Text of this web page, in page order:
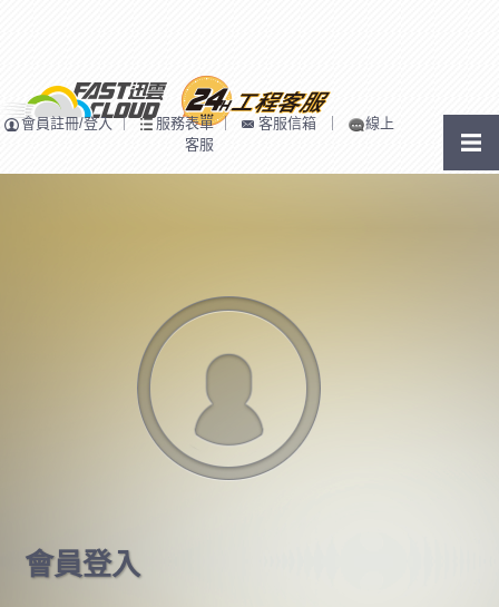
會員註冊/登入｜ 服務表單｜ 客服信箱 ｜
線上
客服
會員登入